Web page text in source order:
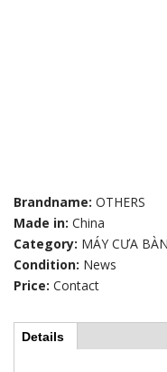
Brandname: OTHERS
Made in: China
Category: MÁY CƯA
Condition: News
Price: Contact
Details